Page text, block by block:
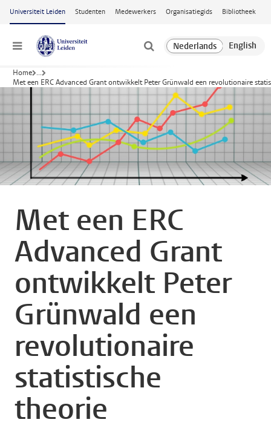
Ga naar hoofdinhoud
Universiteit Leiden Studenten Medewerkers Organisatiegids Bibliotheek
Menu
Home ...
Met een ERC Advanced Grant ontwikkelt Peter Grünwald een revolutionaire
Met een ERC
Advanced Grant
ontwikkelt Peter
Grünwald een
revolutionaire
statistische
theorie